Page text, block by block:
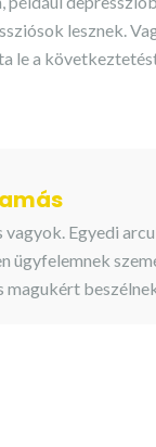
lesznek.
le a
vagyok. Egyedi
ügyfelemnek
magukért